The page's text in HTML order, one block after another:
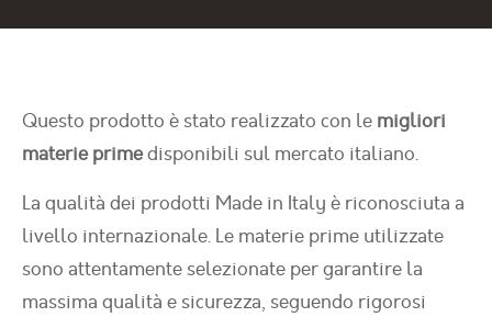
Questo prodotto è stato realizzato con le migliori
materie primedisponibili sul mercato italiano.
La qualità dei prodotti Made in Italy è riconosciuta a
livello internazionale. Le materie prime utilizzate
sono attentamente selezionate per garantire la
massima qualità e sicurezza, seguendo rigorosi